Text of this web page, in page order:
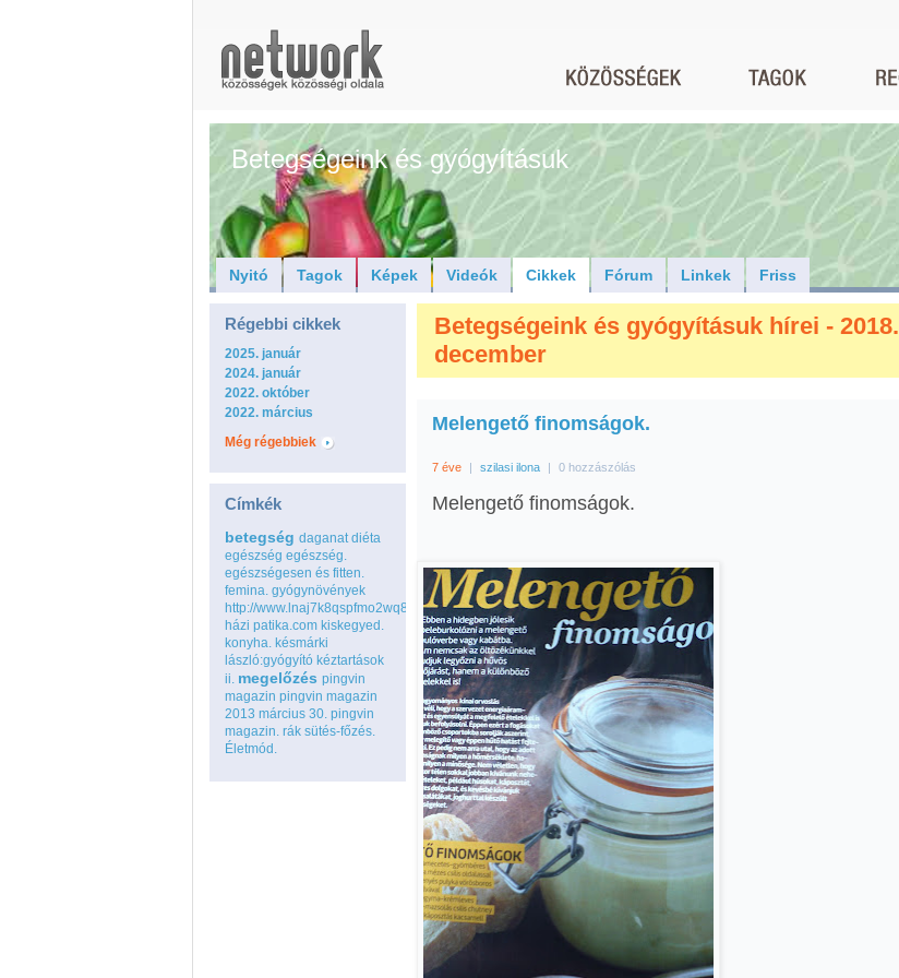
Betegségeink és gyógyításuk
Nyitó Tagok Képek Videók Cikkek Fórum Linkek Friss
Régebbi cikkek
2025. január
2024. január
2022. október
2022. március
Még régebbiek
Címkék
betegség daganat diéta
egészség egészség.
egészségesen és fitten.
femina. gyógynövények
http://www.lnaj7k8qspfmo2wq8go.com
házi patika.com kiskegyed.
konyha. késmárki
lászló:gyógyító kéztartások
ii. megelőzés pingvin
magazin pingvin magazin
2013 március 30. pingvin
magazin. rák sütés-főzés.
Életmód.
Betegségeink és gyógyításuk hírei - 2018.
december
Melengető finomságok.
7 éve | szilasi ilona | 0 hozzászólás
Melengető finomságok.